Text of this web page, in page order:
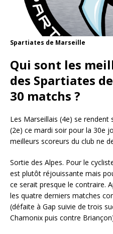
Spartiates de Marseille
Qui sont les
des Spartiates
30 matchs ?
Les Marseillais (4e) se rendent
(2e) ce mardi soir pour la 30e
meilleurs scoreurs du club ne
Sortie des Alpes. Pour le
est plutôt réjouissante mais
ce serait presque le contraire.
les quatre derniers matches
(défaite à Gap suivie de trois
Chamonix puis contre